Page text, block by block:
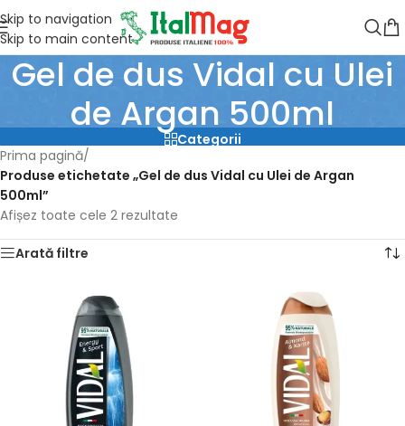
Skip to navigation
Skip to main content
Gel de dus Vidal cu Ulei
de Argan 500ml
Categorii
Prima pagină/
Produse etichetate „Gel de dus Vidal cu Ulei de Argan
500ml”
Afișez toate cele 2 rezultate
Arată filtre